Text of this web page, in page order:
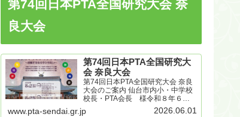
第74回日本PTA全国研究大会 奈
良大会
第74回日本PTA全国研究大
会 奈良大会
第74回日本PTA全国研究大会 奈良
大会のご案内 仙台市内小・中学校
校長・PTA会長 様令和８年６月
２日仙台市PTA協議会会長 大曽
根 学第74回日本PTA全国研究大
www.pta-sendai.gr.jp 2026.06.01